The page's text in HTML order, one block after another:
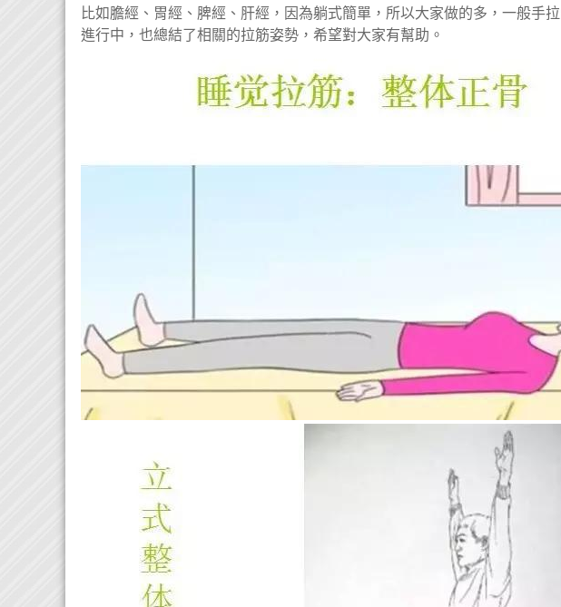
比如膽經、胃經、脾經、肝經，因為躺式簡單，所以大家做的多，一般手
進行中，也總結了相關的拉筋姿勢，希望對大家有幫助。